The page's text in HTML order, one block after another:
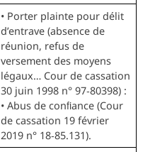
• Porter plainte pour délit
d’entrave (absence de
réunion, refus de
versement des moyens
légaux… Cour de cassation
30 juin 1998 n° 97‑80398) :
• Abus de conﬁance (Cour
de cassation 19 février
2019 n° 18‑85.131).